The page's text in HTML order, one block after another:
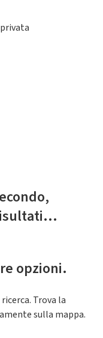
opzioni.
Trova la
sulla mappa.